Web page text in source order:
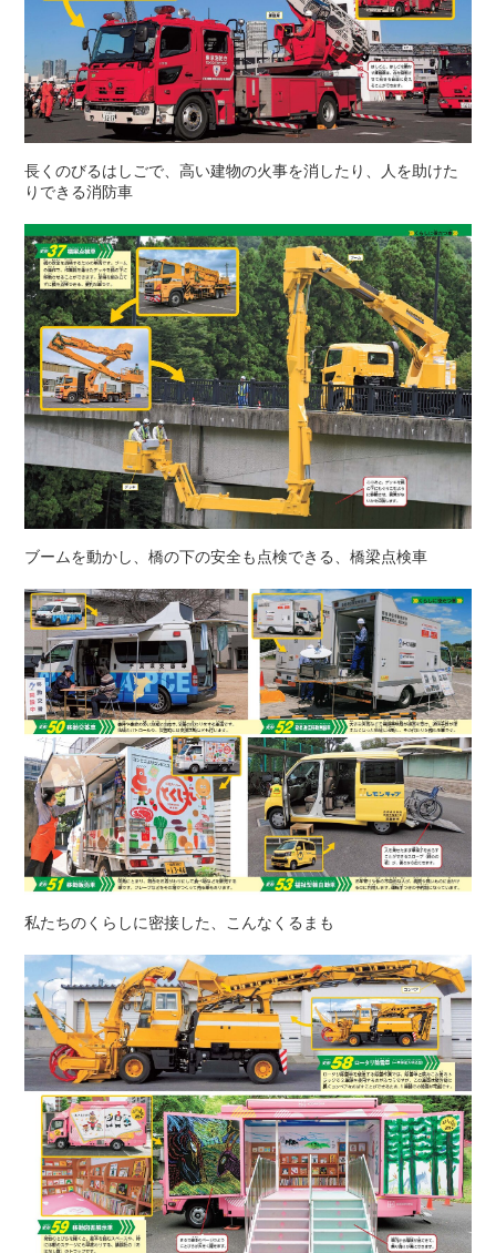
長くのびるはしごで、高い建物の火事を消したり、人を助けた
りできる消防車
ブームを動かし、橋の下の安全も点検できる、橋梁点検車
私たちのくらしに密接した、こんなくるまも